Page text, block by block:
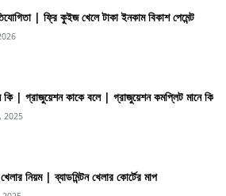
| ফ্রি কুইজ খেলে টাকা ইনকাম বিকাশ পেমেন্ট
কি | গ্রাজুয়েশন কাকে বলে | গ্রাজুয়েশন কমপ্লিট মানে কি
2025
খেলার নিয়ম | ব্যাডমিন্টন খেলার কোর্টের মাপ